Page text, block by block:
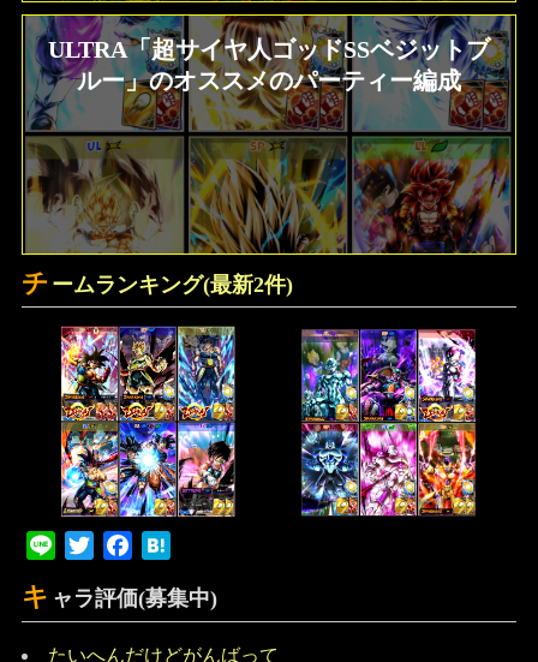
ULTRA「超サイヤ人ゴッドSSベジットブ
ルー」のオススメのパーティー編成
チ ームランキング(最新2件)
Line Twitter Facebook
キ ャラ評価(募集中)
たいへんだけどがんばって